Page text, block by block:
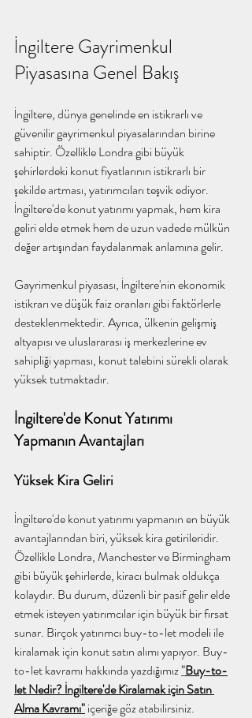
İngiltere Gayrimenkul
Piyasasına Genel Bakış
İngiltere, dünya genelinde en istikrarlı ve
güvenilir gayrimenkul piyasalarından birine
sahiptir. Özellikle Londra gibi büyük
şehirlerdeki konut fiyatlarının istikrarlı bir
şekilde artması, yatırımcıları teşvik ediyor.
İngiltere'de konut yatırımı yapmak, hem kira
geliri elde etmek hem de uzun vadede mülkün
değer artışından faydalanmak anlamına gelir.
Gayrimenkul piyasası, İngiltere'nin ekonomik
istikrarı ve düşük faiz oranları gibi faktörlerle
desteklenmektedir. Ayrıca, ülkenin gelişmiş
altyapısı ve uluslararası iş merkezlerine ev
sahipliği yapması, konut talebini sürekli olarak
yüksek tutmaktadır.
İngiltere'de Konut Yatırımı
Yapmanın Avantajları
Yüksek Kira Geliri
İngiltere'de konut yatırımı yapmanın en büyük
avantajlarından biri, yüksek kira getirileridir.
Özellikle Londra, Manchester ve Birmingham
gibi büyük şehirlerde, kiracı bulmak oldukça
kolaydır. Bu durum, düzenli bir pasif gelir elde
etmek isteyen yatırımcılar için büyük bir fırsat
sunar. Birçok yatırımcı buy-to-let modeli ile
kiralamak için konut satın alımı yapıyor. Buy-
to-let kavramı hakkında yazdığımız "Buy-to-
let Nedir? İngiltere'de Kiralamak için Satın
Alma Kavramı" içeriğe göz atabilirsiniz.